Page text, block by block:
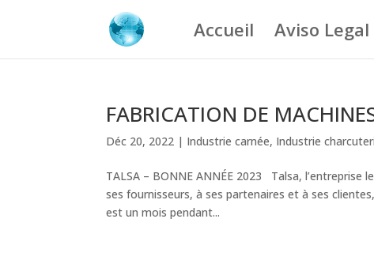
Accueil Aviso Legal
FABRICATION DE
Déc 20, 2022 | Industrie carnée, Industrie
TALSA – BONNE ANNÉE 2023 Talsa, l’entreprise
ses fournisseurs, à ses partenaires et à ses
est un mois pendant...